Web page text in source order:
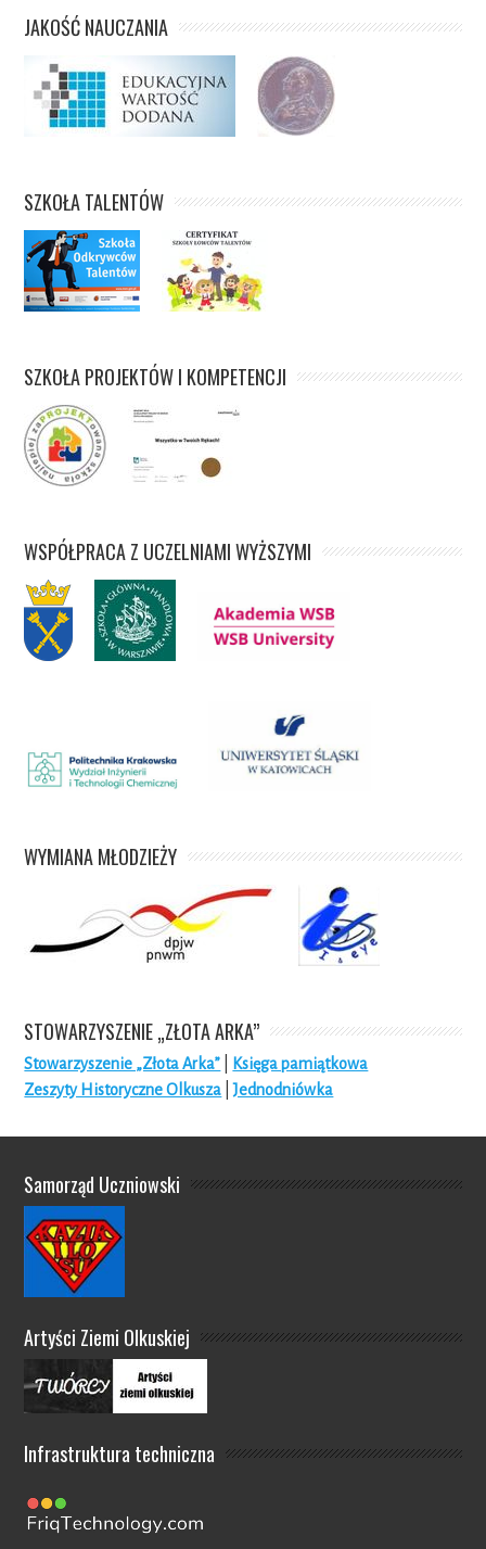
JAKOŚĆ NAUCZANIA
SZKOŁA TALENTÓW
SZKOŁA PROJEKTÓW I KOMPETENCJI
WSPÓŁPRACA Z UCZELNIAMI WYŻSZYMI
WYMIANA MŁODZIEŻY
STOWARZYSZENIE „ZŁOTA ARKA”
Stowarzyszenie „Złota Arka”
Księga pamiątkowa
Zeszyty Historyczne Olkusza |Jednodniówka
Samorząd Uczniowski
Artyści Ziemi Olkuskiej
Infrastruktura techniczna